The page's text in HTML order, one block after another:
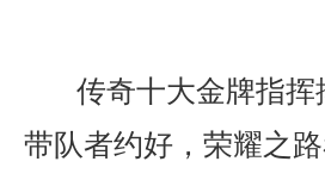
传奇十大金牌指
带队者约好，荣耀之